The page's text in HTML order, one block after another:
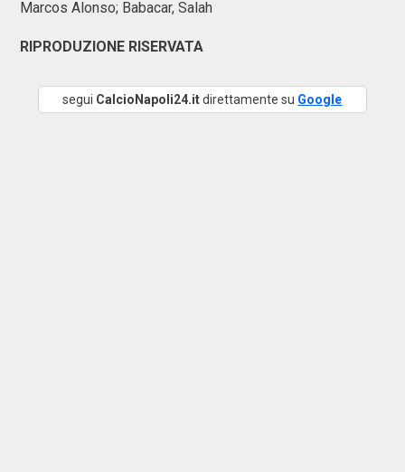
Marcos Alonso; Babacar, Salah
RIPRODUZIONE RISERVATA
segui CalcioNapoli24.itdirettamente su Google